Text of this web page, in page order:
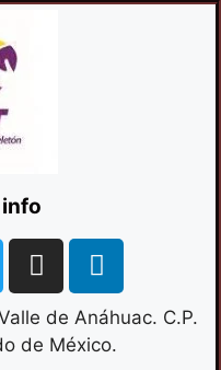
de Anáhuac. C.P.
de México.